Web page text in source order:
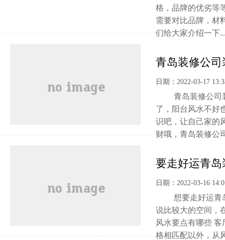
格，品牌的优劣等
需要对比品牌，材
们给大家介绍一下
青岛装修公
日期：2022-03-17
青岛装修公司装
了，阳台风水不好
识吧，让自己家的
财哦，青岛装修公
要走好运青
日期：2022-03-16
想要走好运青岛
说比较大的空间，
风水要点有哪些
格相匹配以外，从